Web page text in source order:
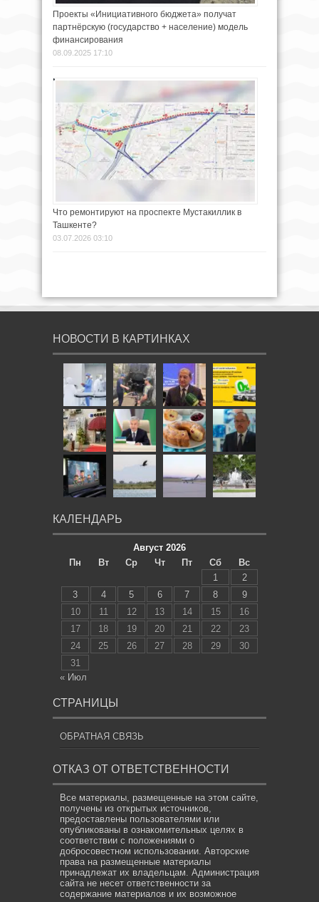
Проекты «Инициативного бюджета» получат
партнёрскую (государство + население) модель
финансирования
08.09.2025 17:10
Что ремонтируют на проспекте Мустакиллик в
Ташкенте?
03.07.2026 03:10
НОВОСТИ В КАРТИНКАХ
КАЛЕНДАРЬ
Август 2026
Пн
Вт Ср Чт Пт Сб
Вс
1
2
3
4 5 6 7 8
9
10
11 12 13 14 15
16
17
18 19 20 21 22
23
24
25 26 27 28 29
30
31
« Июл
СТРАНИЦЫ
ОБРАТНАЯ СВЯЗЬ
ОТКАЗ ОТ ОТВЕТСТВЕННОСТИ
Все материалы, размещенные на этом сайте,
получены из открытых источников,
предоставлены пользователями или
опубликованы в ознакомительных целях в
соответствии с положениями о
добросовестном использовании. Авторские
права на размещенные материалы
принадлежат их владельцам. Администрация
сайта не несет ответственности за
содержание материалов и их возможное